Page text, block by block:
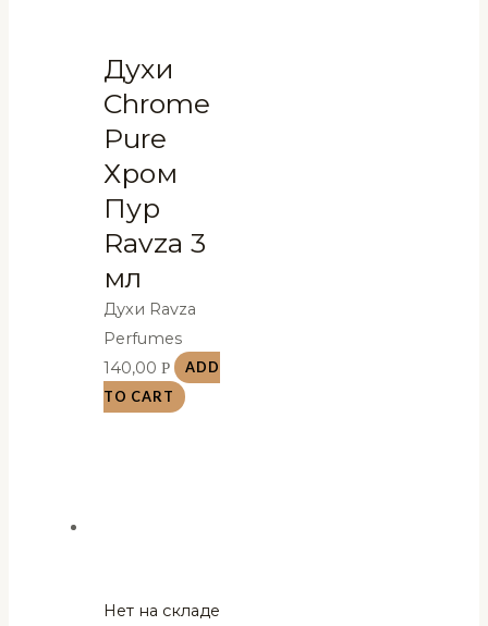
Духи
Chrome
Pure
Хром
Пур
Ravza 3
мл
Духи Ravza
Perfumes
140,00Р
ADD
TO CART
Нет на складе